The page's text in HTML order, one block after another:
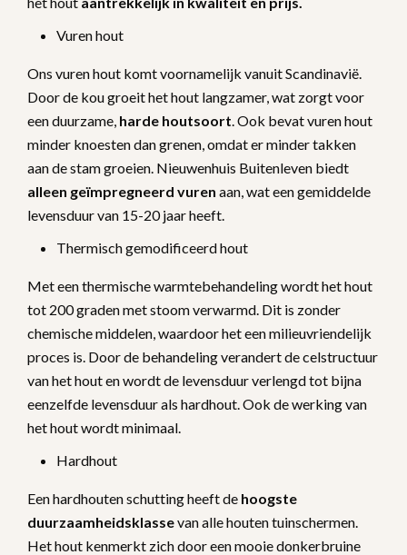
Vuren hout
Ons vuren hout komt voornamelijk vanuit Scandinavië.
Door de kou groeit het hout langzamer, wat zorgt voor
een duurzame, harde houtsoort . Ook bevat vuren hout
minder knoesten dan grenen, omdat er minder takken
aan de stam groeien. Nieuwenhuis Buitenleven biedt
alleen geïmpregneerd vuren aan, wat een gemiddelde
levensduur van 15-20 jaar heeft.
Thermisch gemodificeerd hout
Met een thermische warmtebehandeling wordt het hout
tot 200 graden met stoom verwarmd. Dit is zonder
chemische middelen, waardoor het een milieuvriendelijk
proces is. Door de behandeling verandert de celstructuur
van het hout en wordt de levensduur verlengd tot bijna
eenzelfde levensduur als hardhout. Ook de werking van
het hout wordt minimaal.
Hardhout
Een hardhouten schutting heeft de hoogste
duurzaamheidsklassevan alle houten tuinschermen.
Het hout kenmerkt zich door een mooie donkerbruine